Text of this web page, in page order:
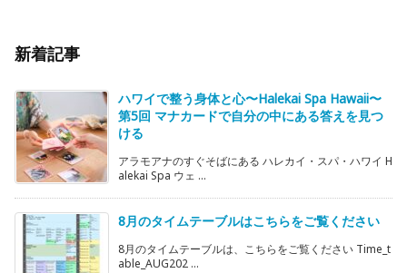
新着記事
ハワイで整う身体と心〜Halekai Spa Hawaii〜
第5回 マナカードで自分の中にある答えを見つ
ける
アラモアナのすぐそばにある ハレカイ・スパ・ハワイ H
alekai Spa ウェ ...
8月のタイムテーブルはこちらをご覧ください
8月のタイムテーブルは、こちらをご覧ください Time_t
able_AUG202 ...